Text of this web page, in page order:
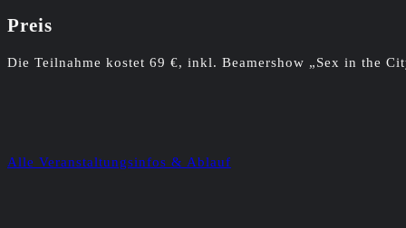
Preis
Die Teilnahme kostet 69 €, inkl. Beamershow „Sex in the
Alle Veranstaltungsinfos & Ablauf